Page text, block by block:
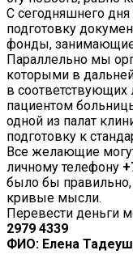
С сегодняшнего
подготовку
фонды,
Параллельно мы
которыми в
в соответствующих
пациентом
одной из палат
подготовку к
Все желающие
личному телефону
было бы
кривые мысли.
Перевести деньги
2979 4339
ФИО: Елена